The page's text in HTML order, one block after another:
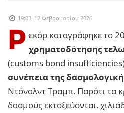
19:03, 12 Φεβρουαρίου 2026
Ρ εκόρ καταγράφηκε το
χρηματοδότησης
(customs bond
συνέπεια της
Ντόναλντ Τραμπ. Παρότι τα
δασμούς εκτοξεύονται,